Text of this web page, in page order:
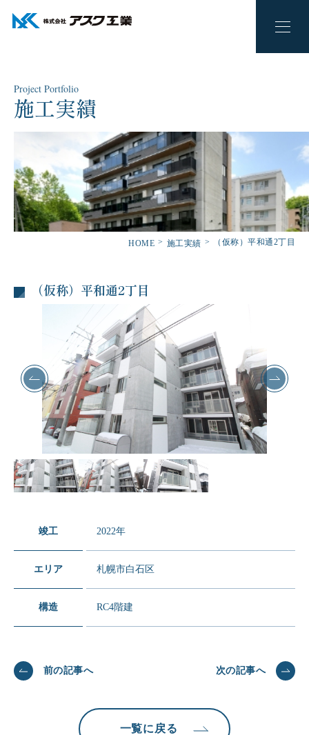
Project Portfolio
施工実績
HOME 施工実績 （仮称）平和通2丁目
（仮称）平和通2丁目
竣工 2022年
エリア 札幌市白石区
構造 RC4階建
前の記事へ
一覧に戻る
次の記事へ